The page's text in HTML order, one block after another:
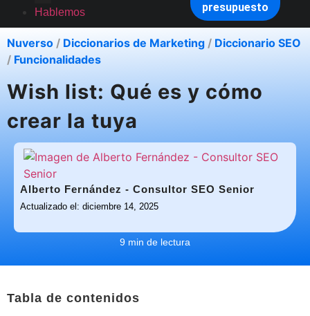
Hablemos
presupuesto
Nuverso / Diccionarios de Marketing / Diccionario SEO
/ Funcionalidades
Wish list: Qué es y cómo
crear la tuya
Alberto Fernández - Consultor SEO Senior
Actualizado el: diciembre 14, 2025
9 min de lectura
Tabla de contenidos